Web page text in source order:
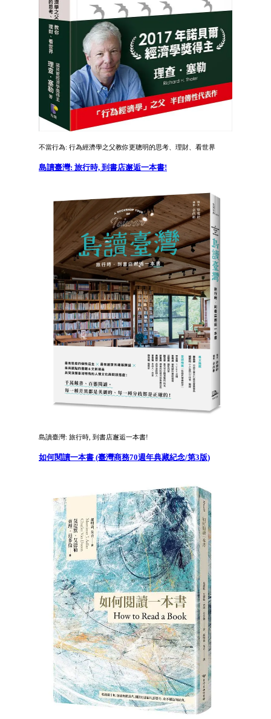
不當行為: 行為經濟學之父教你更聰明的思考、理財、看世界
島讀臺灣: 旅行時, 到書店邂逅一本書!
島讀臺灣: 旅行時, 到書店邂逅一本書!
如何閱讀一本書 (臺灣商務70週年典藏紀念/第3版)